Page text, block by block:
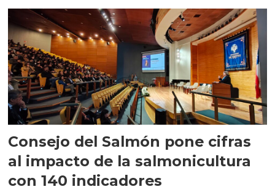
Consejo del Salmón pone cifras
al impacto de la salmonicultura
con 140 indicadores